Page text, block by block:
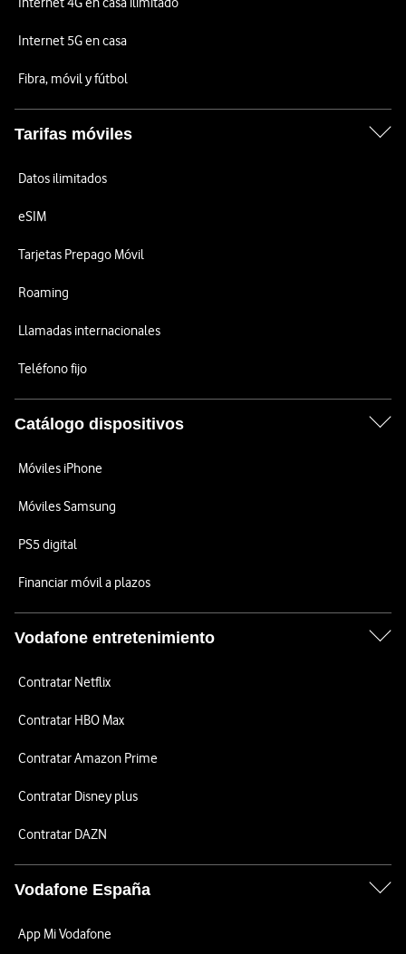
Internet 5G en casa
Fibra, móvil y fútbol
Tarifas móviles
Datos ilimitados
eSIM
Tarjetas Prepago Móvil
Roaming
Llamadas internacionales
Teléfono fijo
Catálogo dispositivos
Móviles iPhone
Móviles Samsung
PS5 digital
Financiar móvil a plazos
Vodafone entretenimiento
Contratar Netflix
Contratar HBO Max
Contratar Amazon Prime
Contratar Disney plus
Contratar DAZN
Vodafone España
App Mi Vodafone